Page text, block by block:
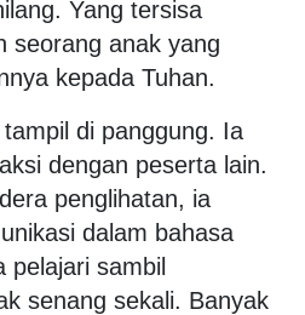
Yang tersisa
seorang anak yang
kepada Tuhan.
di panggung. Ia
dengan peserta lain.
penglihatan, ia
dalam bahasa
pelajari sambil
senang sekali. Banyak